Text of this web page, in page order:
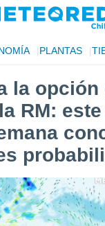
PLANTAS
la opción
RM: